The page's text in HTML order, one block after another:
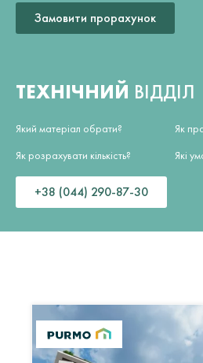
Замовити прорахунок
ТЕХНІЧНИЙ ВІДДІЛ
Який матеріал обрати?
Як розрахувати кількість?
Як
Які
+38 (044) 290-87-30